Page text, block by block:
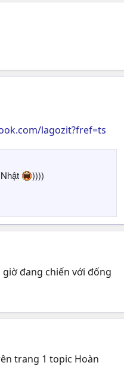
lagozit?fref=ts
))))
đang chiến với đống
trang 1 topic Hoàn